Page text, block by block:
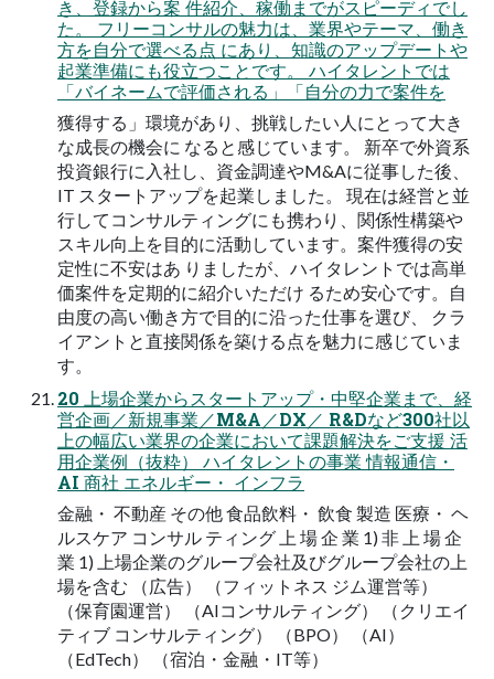
き、登録から案 件紹介、稼働までがスピーディでし
た。 フリーコンサルの魅力は、業界やテーマ、働き
方を自分で選べる点 にあり、知識のアップデートや
起業準備にも役立つことです。 ハイタレントでは
「バイネームで評価される」「自分の力で案件を
獲得する」環境があり、挑戦したい人にとって大き
な成長の機会に なると感じています。 新卒で外資系
投資銀行に入社し、資金調達やM&Aに従事した後、
IT スタートアップを起業しました。 現在は経営と並
行してコンサルティングにも携わり、関係性構築や
スキル向上を目的に活動しています。案件獲得の安
定性に不安はあ りましたが、ハイタレントでは高単
価案件を定期的に紹介いただけ るため安心です。自
由度の高い働き方で目的に沿った仕事を選び、 クラ
イアントと直接関係を築ける点を魅力に感じていま
す。
20 上場企業からスタートアップ・中堅企業まで、経
営企画／新規事業／M&A／DX／ R&Dなど300社以
上の幅広い業界の企業において課題解決をご支援 活
用企業例（抜粋） ハイタレントの事業 情報通信・
AI 商社 エネルギー・ インフラ
金融・ 不動産 その他 食品飲料・ 飲食 製造 医療・ ヘ
ルスケア コンサル ティング 上 場 企 業 1) 非 上 場 企
業 1) 上場企業のグループ会社及びグループ会社の上
場を含む （広告） （フィットネス ジム運営等）
（保育園運営） （AIコンサルティング） （クリエイ
ティブ コンサルティング） （BPO） （AI）
（EdTech） （宿泊・金融・IT等）